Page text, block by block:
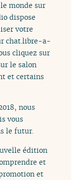
monde sur
dispose
votre
chat.libre-a-
cliquez sur
le salon
et certains
nous
vous
le futur.
édition
et
et